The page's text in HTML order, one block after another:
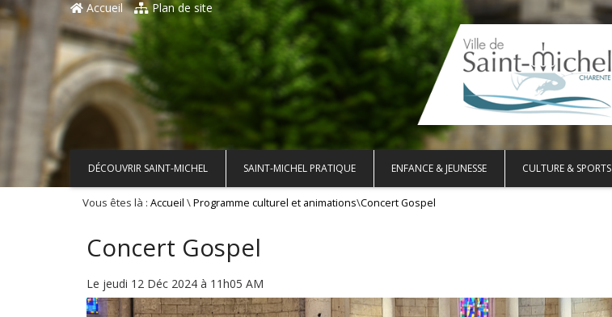
Accueil Plan de site
DÉCOUVRIR SAINT-MICHEL SAINT-MICHEL PRATIQUE ENFANCE & JEUNESSE CULTURE & SPORTS
Vous êtes là : Accueil \Programme culturel et animations\Concert Gospel
Concert Gospel
Le jeudi 12 Déc 2024 à 11h05 AM